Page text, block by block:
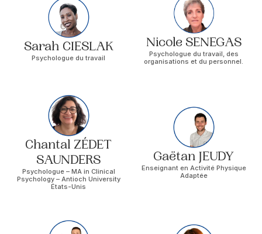
Sarah CIESLAK
Psychologue du travail
Nicole SENEGAS
Psychologue du travail, des
organisations et du personnel.
Chantal ZÉDET
SAUNDERS
Psychologue – MA in Clinical
Psychology – Antioch University
États-Unis
Gaëtan JEUDY
Enseignant en Activité Physique
Adaptée